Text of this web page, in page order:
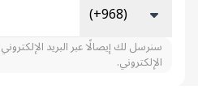
(+968)
سنرسل لك إيصالًا عبر البريد الإلكتروني،
الإلكتروني.